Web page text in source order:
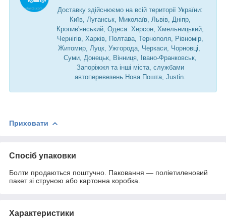
Доставку здійснюємо на всій території України:
Київ, Луганськ, Миколаїв, Львів, Дніпр,
Кропив'янський, Одеса Херсон, Хмельницький,
Чернігів, Харків, Полтава, Тернополя, Рівномір,
Житомир, Луцк, Ужгорода, Черкаси, Чорновці,
Суми, Донецьк, Вінниця, Івано-Франковськ,
Запоріжжя та інші міста, службами
автоперевезень Нова Пошта, Justin.
Приховати
Спосіб упаковки
Болти продаються поштучно. Паковання — поліетиленовий
пакет зі струною або картонна коробка.
Характеристики